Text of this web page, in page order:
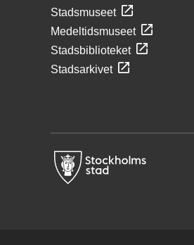
Stadsmuseet
Medeltidsmuseet
Stadsbiblioteket
Stadsarkivet